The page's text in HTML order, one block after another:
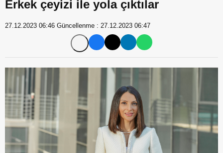
Erkek çeyizi ile yola çıktılar
27.12.2023 06:46 Güncellenme : 27.12.2023 06:47